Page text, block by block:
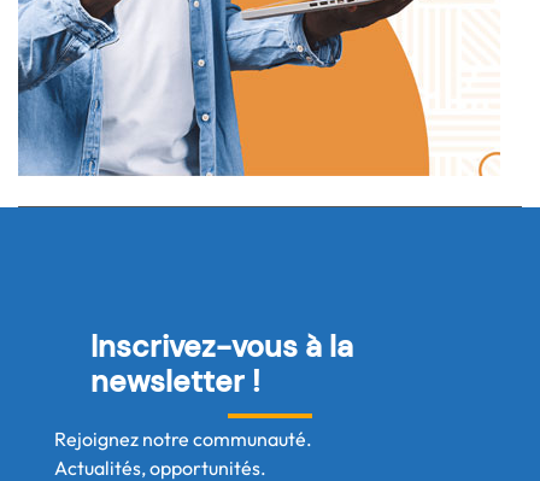
Inscrivez-vous à la
newsletter !
Rejoignez notre communauté.
Actualités, opportunités.